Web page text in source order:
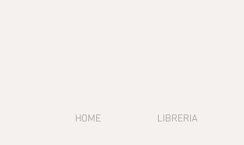
HOME LIBRERIA